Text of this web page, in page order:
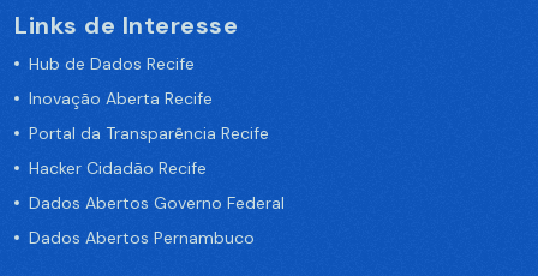
Links de Interesse
Hub de Dados Recife
Inovação Aberta Recife
Portal da Transparência Recife
Hacker Cidadão Recife
Dados Abertos Governo Federal
Dados Abertos Pernambuco